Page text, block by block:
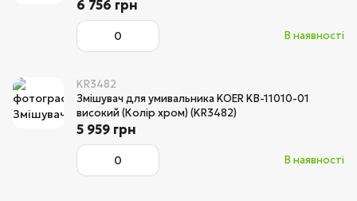
В наявності
6 756 грн
KR3482
Змішувач для умивальника KOER KB-11010-01
високий (Колір хром) (KR3482)
В наявності
5 959 грн